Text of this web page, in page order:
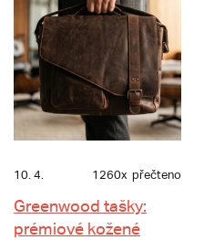
10. 4. 1260x přečteno
Greenwood tašky:
prémiové kožené